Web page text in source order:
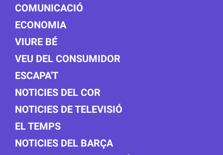
COMUNICACIÓ
ECONOMIA
VIURE BÉ
VEU DEL CONSUMIDOR
ESCAPA'T
NOTICIES DEL COR
NOTICIES DE TELEVISIÓ
EL TEMPS
NOTICIES DEL BARÇA